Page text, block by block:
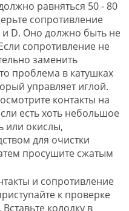
равняться 50 - 80
сопротивление
D. Оно должно быть не
сопротивление не
заменить
проблема в катушках
управляет иглой.
контакты на
есть хоть небольшое
или окислы,
для очистки
просушите сжатым
и сопротивление
к проверке
колодку в